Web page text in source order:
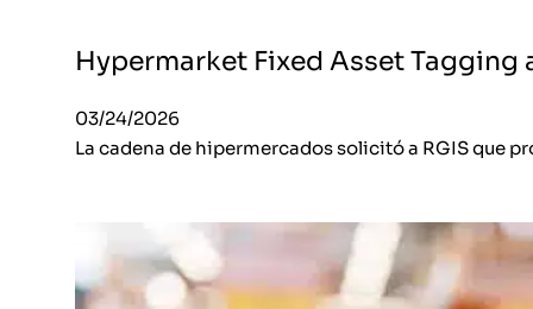
Hypermarket Fixed Asset Tagging
03/24/2026
La cadena de hipermercados solicitó a RGIS que